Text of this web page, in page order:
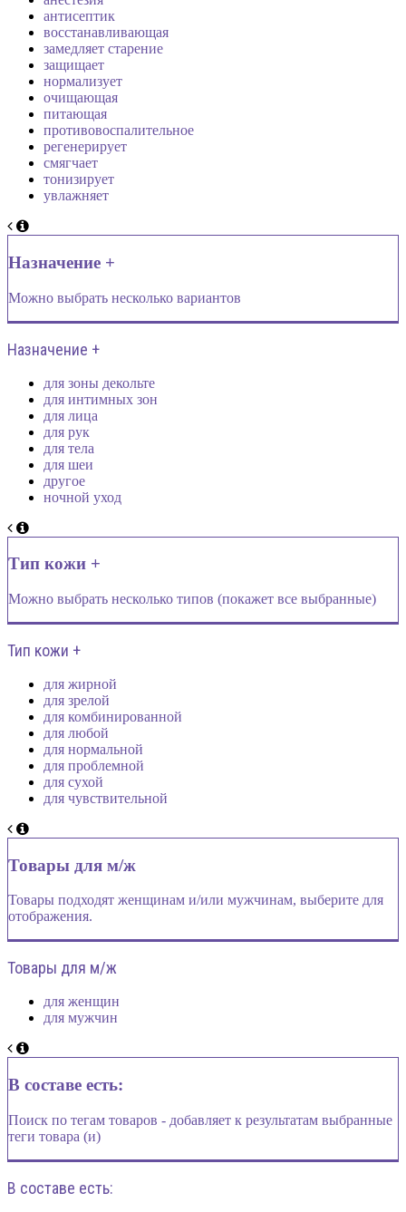
антисептик
восстанавливающая
замедляет старение
защищает
нормализует
очищающая
питающая
противовоспалительное
регенерирует
смягчает
тонизирует
увлажняет
Назначение +
Можно выбрать несколько вариантов
Назначение +
для зоны декольте
для интимных зон
для лица
для рук
для тела
для шеи
другое
ночной уход
Тип кожи +
Можно выбрать несколько типов (покажет все выбранные)
Тип кожи +
для жирной
для зрелой
для комбинированной
для любой
для нормальной
для проблемной
для сухой
для чувствительной
Товары для м/ж
Товары подходят женщинам и/или мужчинам, выберите для
отображения.
Товары для м/ж
для женщин
для мужчин
В составе есть:
Поиск по тегам товаров - добавляет к результатам выбранные
теги товара (и)
В составе есть: